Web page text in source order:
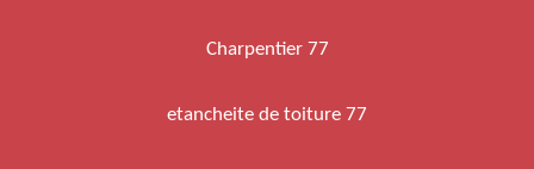
Charpentier 77
etancheite de toiture 77